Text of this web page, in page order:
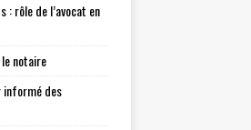
: rôle de l’avocat en
notaire
informé des